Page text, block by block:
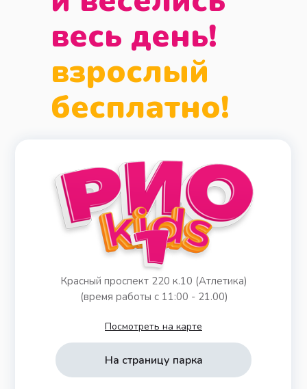
весь день!
взрослый
бесплатно!
Красный проспект 220 к.10 (Атлетика)
(время работы с 11:00 - 21.00)
Посмотреть на карте
На страницу парка
На страницу парка